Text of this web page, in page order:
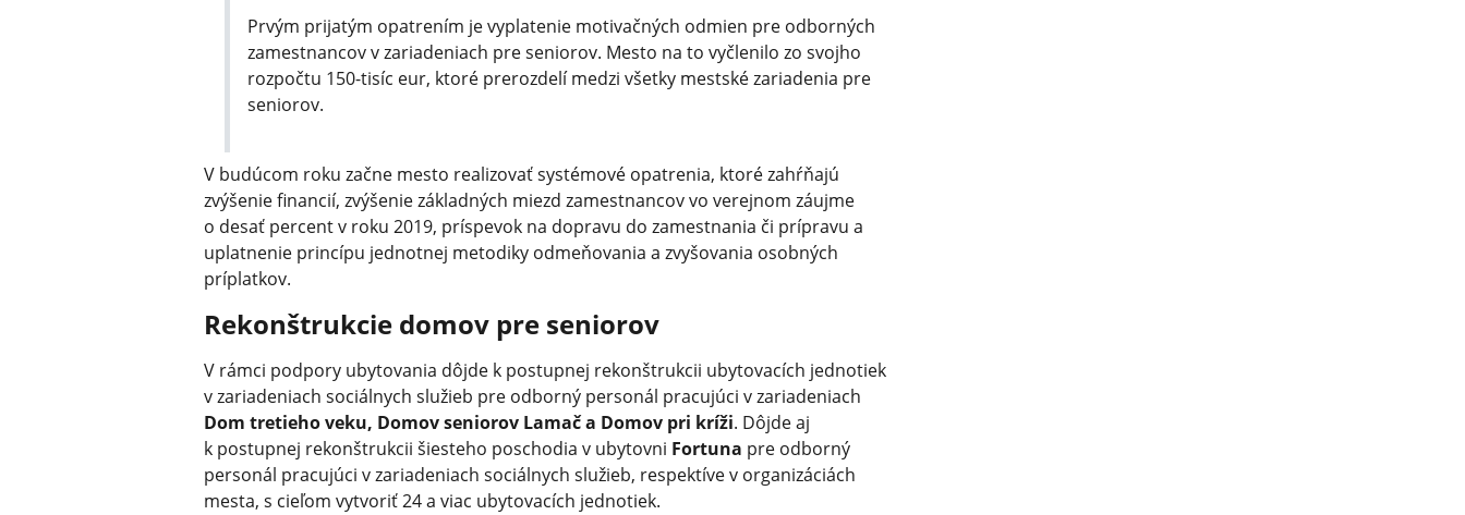
Prvým prijatým opatrením je vyplatenie motivačných odmien pre odborných
zamestnancov v zariadeniach pre seniorov. Mesto na to vyčlenilo zo svojho
rozpočtu 150-tisíc eur, ktoré prerozdelí medzi všetky mestské zariadenia pre
seniorov.
V budúcom roku začne mesto realizovať systémové opatrenia, ktoré zahŕňajú
zvýšenie financií, zvýšenie základných miezd zamestnancov vo verejnom záujme
o desať percent v roku 2019, príspevok na dopravu do zamestnania či prípravu a
uplatnenie princípu jednotnej metodiky odmeňovania a zvyšovania osobných
príplatkov.
Rekonštrukcie domov pre seniorov
V rámci podpory ubytovania dôjde k postupnej rekonštrukcii ubytovacích jednotiek
v zariadeniach sociálnych služieb pre odborný personál pracujúci v zariadeniach
Dom tretieho veku, Domov seniorov Lamač a Domov pri kríži. Dôjde aj
k postupnej rekonštrukcii šiesteho poschodia v ubytovni Fortuna pre odborný
personál pracujúci v zariadeniach sociálnych služieb, respektíve v organizáciách
mesta, s cieľom vytvoriť 24 a viac ubytovacích jednotiek.